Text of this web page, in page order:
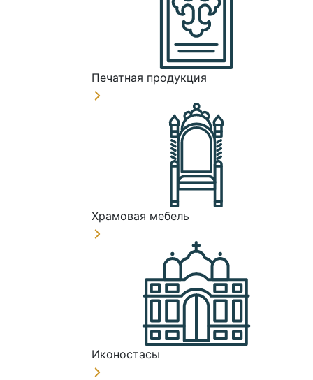
Печатная продукция
Храмовая мебель
Иконостасы